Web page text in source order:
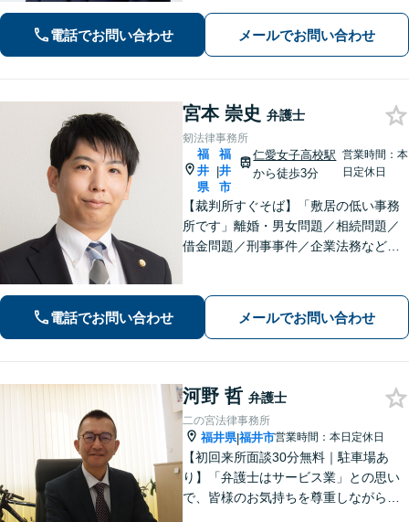
ております。企業法務/債権回収/離婚問
題【当日・夜間・土日対応可（要相
電話でお問い合わせ メールでお問い合わせ
宮本 崇史 弁護士
剱法律事務所
福
井
県
|
福
井
市
仁愛女子高校駅
から徒歩3分
営業時間：本
日定休日
【裁判所すぐそば】「敷居の低い事務
所です」離婚・男女問題／相続問題／
借金問題／刑事事件／企業法務など、
るよう尽力いたします【法テラス利用
可】【完全個室】【夜間・休日面談】
電話でお問い合わせ メールでお問い合わせ
河野 哲 弁護士
二の宮法律事務所
福井県|福井市営業時間：本日定休日
【初回来所面談30分無料｜駐車場あ
り】「弁護士はサービス業」との思い
で、皆様のお気持ちを尊重しながら解